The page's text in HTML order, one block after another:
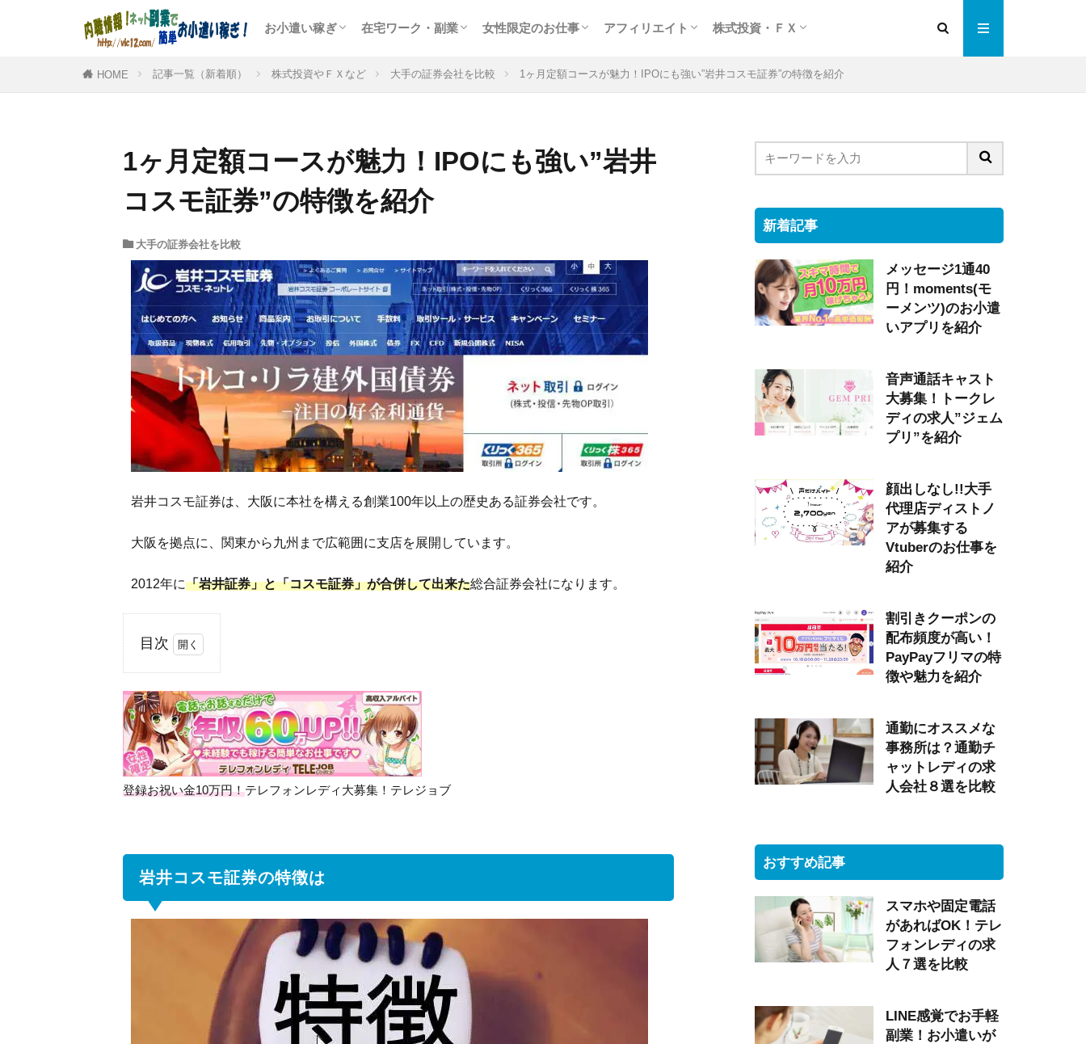
お小遣い稼ぎ 在宅ワーク・副業 女性限定のお仕事 アフィリエイト 株式投資・ＦＸ
HOME 記事一覧（新着順） 株式投資やＦＸなど 大手の証券会社を比較 1ヶ月定額コースが魅力！IPOにも強い”岩井コスモ証券”の特徴を紹介
1ヶ月定額コースが魅力！IPOにも強い”岩井
コスモ証券”の特徴を紹介
大手の証券会社を比較
岩井コスモ証券は、大阪に本社を構える創業100年以上の歴史ある証券会社です。
大阪を拠点に、関東から九州まで広範囲に支店を展開しています。
2012年に「岩井証券」と「コスモ証券」が合併して出来た総合証券会社になります。
目次
岩
井
コ
ス
モ
証
券
徴
は
2
登録お祝い金10万円！テレフォンレディ大募集！テレジョブ
岩井コスモ証券の特徴は
新着記事
メッセージ1通40
円！moments(モ
ーメンツ)のお小遣
いアプリを紹介
音声通話キャスト
大募集！トークレ
ディの求人”ジェム
プリ”を紹介
顔出しなし!!大手
代理店ディストノ
アが募集する
Vtuberのお仕事を
紹介
割引きクーポンの
配布頻度が高い！
PayPayフリマの特
徴や魅力を紹介
通勤にオススメな
事務所は？通勤チ
ャットレディの求
人会社８選を比較
おすすめ記事
スマホや固定電話
があればOK！テレ
フォンレディの求
人７選を比較
LINE感覚でお手軽
副業！お小遣いが